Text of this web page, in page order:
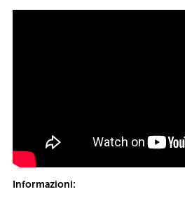
Informazioni: